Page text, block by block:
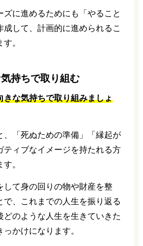
ズに進めるためにも「やること
成して、計画的に進められるこ
。
持ちで取り組む
きな気持ちで取り組みましょ
、「死ぬための準備」「縁起が
ティブなイメージを持たれる方
。
して身の回りの物や財産を整
で、これまでの人生を振り返る
どのような人生を生きていきた
かけになります。